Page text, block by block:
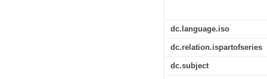
dc.language.iso
dc.relation.ispartofseries
dc.subject